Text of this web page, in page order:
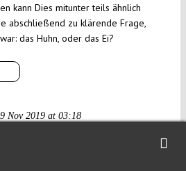
kann Dies mitunter teils ähnlich
abschließend zu klärende Frage,
das Huhn, oder das Ei?
Nov 2019 at 03:18